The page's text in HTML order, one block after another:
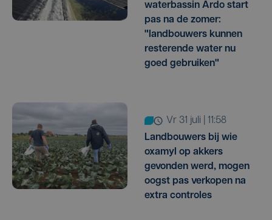
waterbassin Ardo start
pas na de zomer:
"landbouwers kunnen
resterende water nu
goed gebruiken"
vr 31 juli | 11:58
Landbouwers bij wie
oxamyl op akkers
gevonden werd, mogen
oogst pas verkopen na
extra controles